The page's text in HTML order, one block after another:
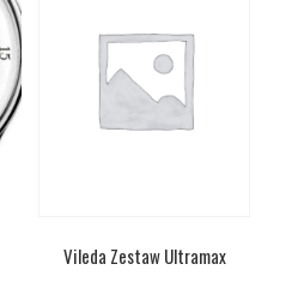
Vileda Zestaw Ultramax